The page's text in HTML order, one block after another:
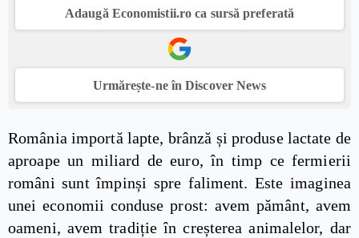
Adaugă Economistii.ro ca sursă preferată
Urmărește-ne în Discover News
România importă lapte, brânză și produse lactate de
aproape un miliard de euro, în timp ce fermierii
români sunt împinși spre faliment. Este imaginea
unei economii conduse prost: avem pământ, avem
oameni, avem tradiție în creșterea animalelor, dar